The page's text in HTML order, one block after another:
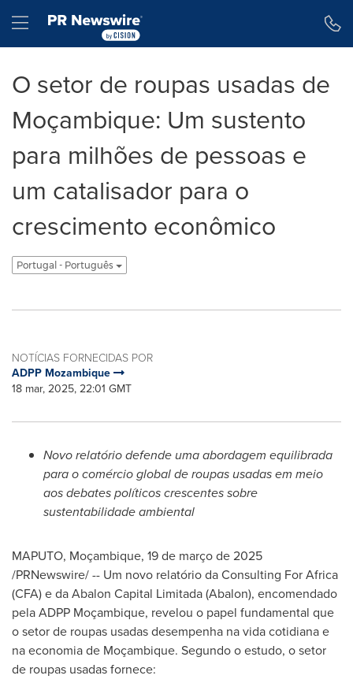
Hamburger menu
O setor de roupas usadas de
Moçambique: Um sustento
para milhões de pessoas e
um catalisador para o
crescimento econômico
Portugal - Português
NOTÍCIAS FORNECIDAS POR
ADPP Mozambique
18 mar, 2025, 22:01 GMT
Novo relatório defende uma abordagem equilibrada
para o comércio global de roupas usadas em meio
aos debates políticos crescentes sobre
sustentabilidade ambiental
MAPUTO, Moçambique, 19 de março de 2025
/PRNewswire/ -- Um novo relatório da Consulting For Africa
(CFA) e da Abalon Capital Limitada (Abalon), encomendado
pela ADPP Moçambique, revelou o papel fundamental que
o setor de roupas usadas desempenha na vida cotidiana e
na economia de Moçambique. Segundo o estudo, o setor
de roupas usadas fornece: